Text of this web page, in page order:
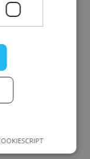
ir (ar)
vaizdo
tai informuoti